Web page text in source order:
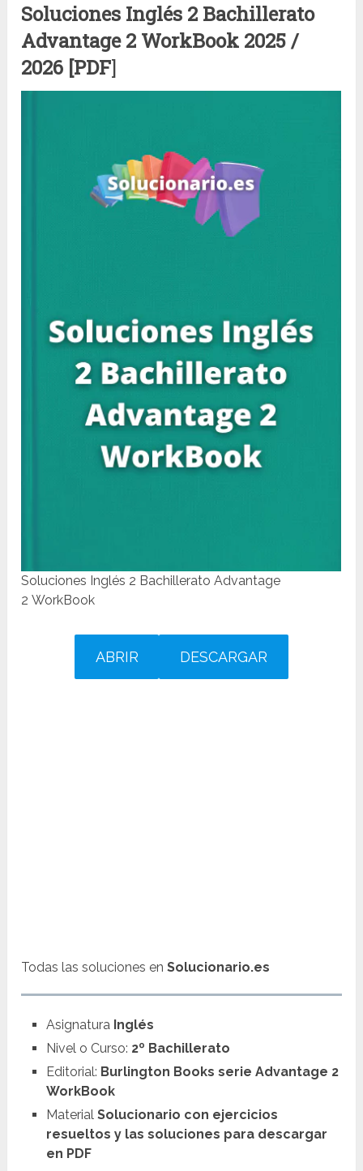
Soluciones Inglés 2 Bachillerato
Advantage 2 WorkBook 2025 /
2026 [PDF]
Soluciones Inglés 2 Bachillerato Advantage
2 WorkBook
ABRIR DESCARGAR
Todas las soluciones enSolucionario.es
Asignatura Inglés
Nivel o Curso: 2º Bachillerato
Editorial: Burlington Books serie Advantage 2
WorkBook
Material Solucionario con ejercicios
resueltos y las soluciones para descargar
en PDF